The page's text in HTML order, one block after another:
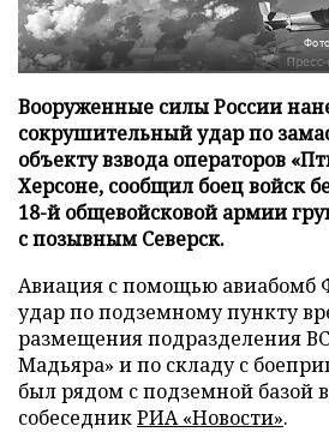
Вооруженные силы России
сокрушительный удар по
объекту взвода операторов
Херсоне, сообщил боец войск
18-й общевойсковой армии
с позывным Северск.
Авиация с помощью авиабомб
удар по подземному пункту
размещения подразделения
Мадьяра» и по складу с
был рядом с подземной базой
собеседникРИА «Новости».